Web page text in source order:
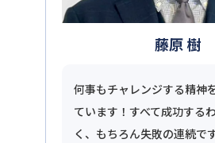
藤原 樹
何事もチャレンジする精神
ています！すべて成功する
く、もちろん失敗の連続で